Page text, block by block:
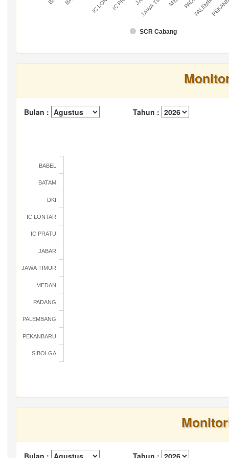
SCR Cabang
Bulan : Tahun :
BABEL
BATAM
DKI
IC LONTAR
IC PRATU
JABAR
JAWA TIMUR
MEDAN
PADANG
PALEMBANG
PEKANBARU
SIBOLGA